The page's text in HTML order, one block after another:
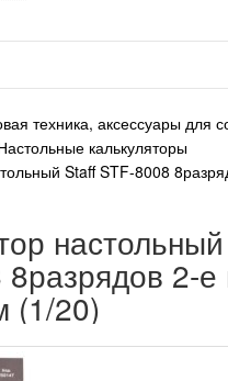
техника, аксессуары для
калькуляторы
Staff STF-8008
2-е
(1/20)